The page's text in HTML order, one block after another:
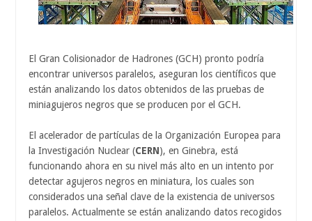
El Gran Colisionador de Hadrones (GCH) pronto podría
encontrar universos paralelos, aseguran los científicos que
están analizando los datos obtenidos de las pruebas de
miniagujeros negros que se producen por el GCH.
El acelerador de partículas de la Organización Europea para
la Investigación Nuclear (CERN), en Ginebra, está
funcionando ahora en su nivel más alto en un intento por
detectar agujeros negros en miniatura, los cuales son
considerados una señal clave de la existencia de universos
paralelos. Actualmente se están analizando datos recogidos